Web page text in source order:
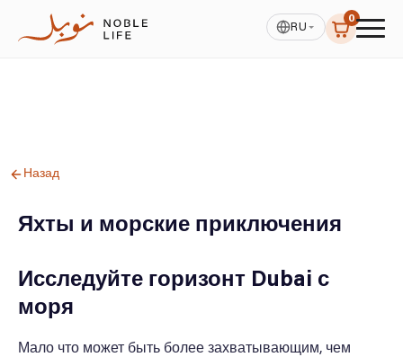
RU
0
Назад
Яхты и морские приключения
Исследуйте горизонт Dubai с
моря
Мало что может быть более захватывающим, чем